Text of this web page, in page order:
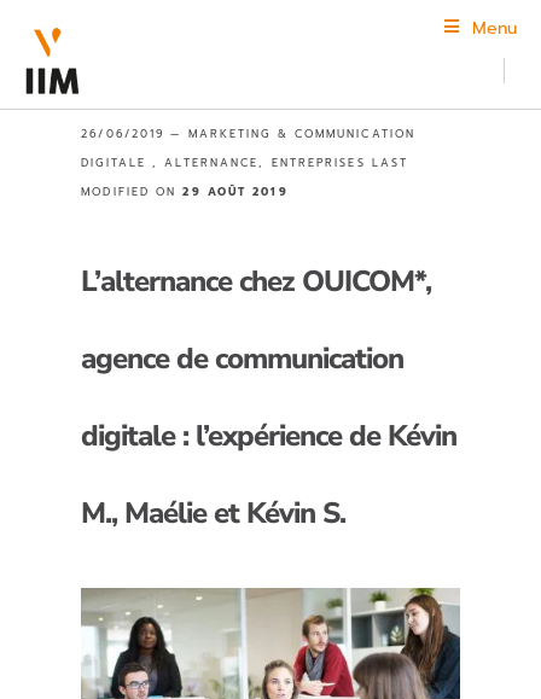
Menu
26/06/2019 — MARKETING & COMMUNICATION
DIGITALE ,ALTERNANCE, ENTREPRISES LAST
MODIFIED ON29 AOÛT 2019
L’alternance chez OUICOM*,
agence de communication
digitale : l’expérience de Kévin
M., Maélie et Kévin S.